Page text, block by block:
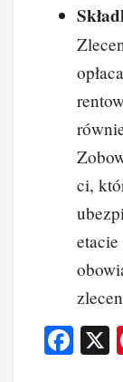
ci,
F